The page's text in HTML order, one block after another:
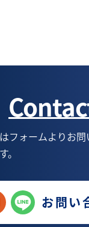
フォームよりお問
。
お問い